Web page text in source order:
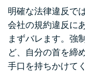
明確な法律違反で
会社の規約違反に
まずバレます。強
ど、自分の首を締
手口を持ちかけて